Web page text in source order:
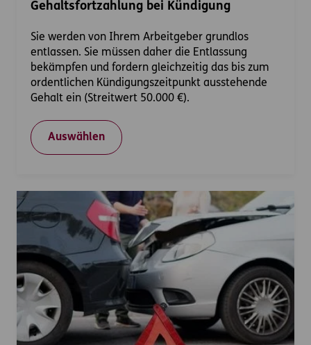
Gehaltsfortzahlung bei Kündigung
Sie werden von Ihrem Arbeitgeber grundlos
entlassen. Sie müssen daher die Entlassung
bekämpfen und fordern gleichzeitig das bis zum
ordentlichen Kündigungszeitpunkt ausstehende
Gehalt ein (Streitwert 50.000 €).
Auswählen